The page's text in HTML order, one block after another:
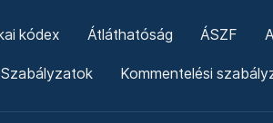
kódex Átláthatóság ÁSZF
Szabályzatok Kommentelési